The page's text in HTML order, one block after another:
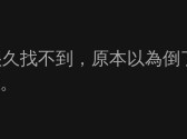
找不到，原本以為倒